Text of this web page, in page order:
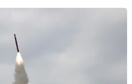
phẩm
#Hải sản đông lạnh